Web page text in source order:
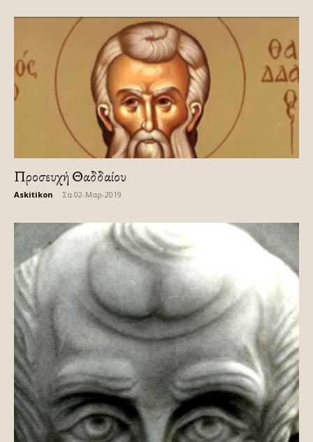
Προσευχή Θαδδαίου
Askitikon Σα 02-Μαρ-2019